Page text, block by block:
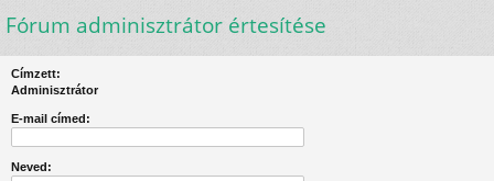
m
Fórum adminisztrátor értesítése
Címzett:
Adminisztrátor
E-mail címed:
Neved: